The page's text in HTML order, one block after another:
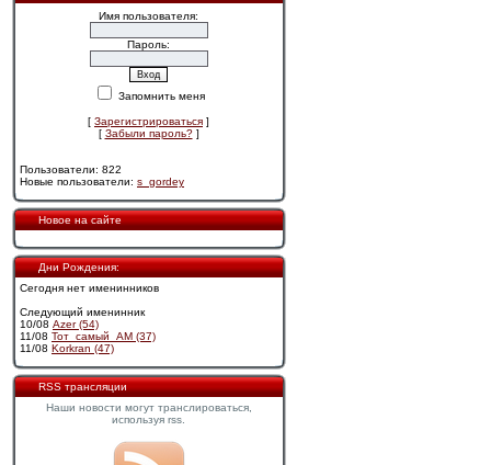
Имя пользователя:
Пароль:
Запомнить меня
[ Зарегистрироваться ]
[ Забыли пароль?]
Пользователи: 822
Новые пользователи: s_gordey
Новое на сайте
Дни Рождения:
Сегодня нет именинников
Следующий именинник
10/08 Azer (54)
11/08 Тот_самый_АМ (37)
11/08 Korkran (47)
RSS трансляции
Наши новости могут транслироваться,
используя rss.